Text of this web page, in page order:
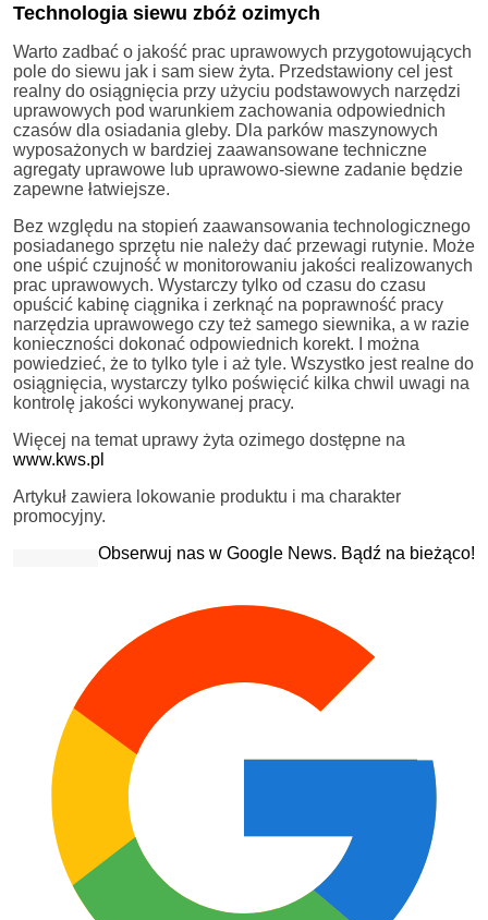
Technologia siewu zbóż ozimych
Warto zadbać o jakość prac uprawowych przygotowujących
pole do siewu jak i sam siew żyta. Przedstawiony cel jest
realny do osiągnięcia przy użyciu podstawowych narzędzi
uprawowych pod warunkiem zachowania odpowiednich
czasów dla osiadania gleby. Dla parków maszynowych
wyposażonych w bardziej zaawansowane techniczne
agregaty uprawowe lub uprawowo-siewne zadanie będzie
zapewne łatwiejsze.
Bez względu na stopień zaawansowania technologicznego
posiadanego sprzętu nie należy dać przewagi rutynie. Może
one uśpić czujność w monitorowaniu jakości realizowanych
prac uprawowych. Wystarczy tylko od czasu do czasu
opuścić kabinę ciągnika i zerknąć na poprawność pracy
narzędzia uprawowego czy też samego siewnika, a w razie
konieczności dokonać odpowiednich korekt. I można
powiedzieć, że to tylko tyle i aż tyle. Wszystko jest realne do
osiągnięcia, wystarczy tylko poświęcić kilka chwil uwagi na
kontrolę jakości wykonywanej pracy.
Więcej na temat uprawy żyta ozimego dostępne na
www.kws.pl
Artykuł zawiera lokowanie produktu i ma charakter
promocyjny.
Obserwuj nas w Google News. Bądź na bieżąco!